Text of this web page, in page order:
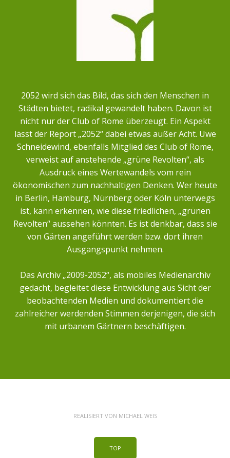
2052 wird sich das Bild, das sich den Menschen in
Städten bietet, radikal gewandelt haben. Davon ist
nicht nur der Club of Rome überzeugt. Ein Aspekt
lässt der Report „2052“ dabei etwas außer Acht. Uwe
Schneidewind, ebenfalls Mitglied des Club of Rome,
verweist auf anstehende „grüne Revolten“, als
Ausdruck eines Wertewandels vom rein
ökonomischen zum nachhaltigen Denken. Wer heute
in Berlin, Hamburg, Nürnberg oder Köln unterwegs
ist, kann erkennen, wie diese friedlichen, „grünen
Revolten“ aussehen könnten. Es ist denkbar, dass sie
von Gärten angeführt werden bzw. dort ihren
Ausgangspunkt nehmen.
Das Archiv „2009-2052“, als mobiles Medienarchiv
gedacht, begleitet diese Entwicklung aus Sicht der
beobachtenden Medien und dokumentiert die
zahlreicher werdenden Stimmen derjenigen, die sich
mit urbanem Gärtnern beschäftigen.
REALISIERT VON MICHAEL WEIS
TOP